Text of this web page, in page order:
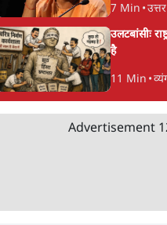
7 Min •
उलटबांसीः
है
11 Min •
Advertisement